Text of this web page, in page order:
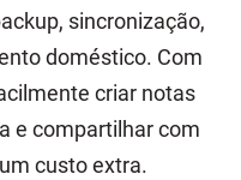
sincronização,
doméstico. Com
criar notas
e compartilhar com
custo extra.